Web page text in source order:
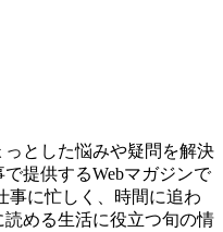
っとした悩みや疑問を解決
提供するWebマガジンで
事に忙しく、時間に追わ
める生活に役立つ旬の情